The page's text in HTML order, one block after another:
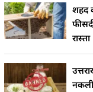
शहद
रास्ता